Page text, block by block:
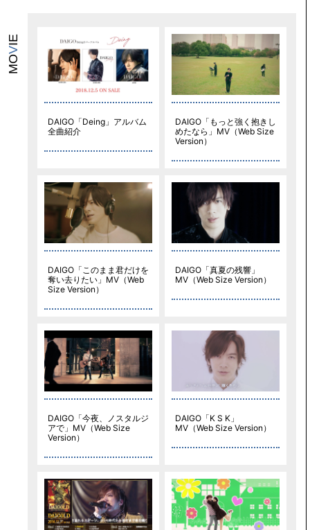
MO
V
IE
DAIGO「Deing」アルバム
全曲紹介
DAIGO「もっと強く抱きし
めたなら」MV（Web Size
Version）
DAIGO「このまま君だけを
奪い去りたい」MV（Web
Size Version）
DAIGO「真夏の残響」
MV（Web Size Version）
DAIGO「今夜、ノスタルジ
アで」MV（Web Size
Version）
DAIGO「K S K」
MV（Web Size Version）